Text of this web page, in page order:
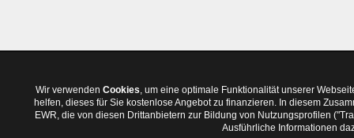
Wir verwenden Cookies, um eine optimale Funktionalität unserer
helfen, dieses für Sie kostenlose Angebot zu finanzieren. In diesem
EWR, die von diesen Drittanbietern zur Bildung von Nutzungsprofilen
Ausführliche Informationen